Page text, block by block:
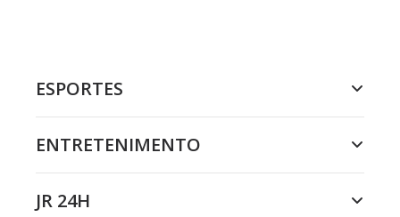
ESPORTES
ENTRETENIMENTO
JR 24H